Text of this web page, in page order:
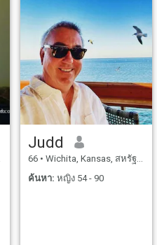
Judd
66 • Wichita, Kansas, สหรัฐอเมริกา
ค้นหา: หญิง 54 - 90